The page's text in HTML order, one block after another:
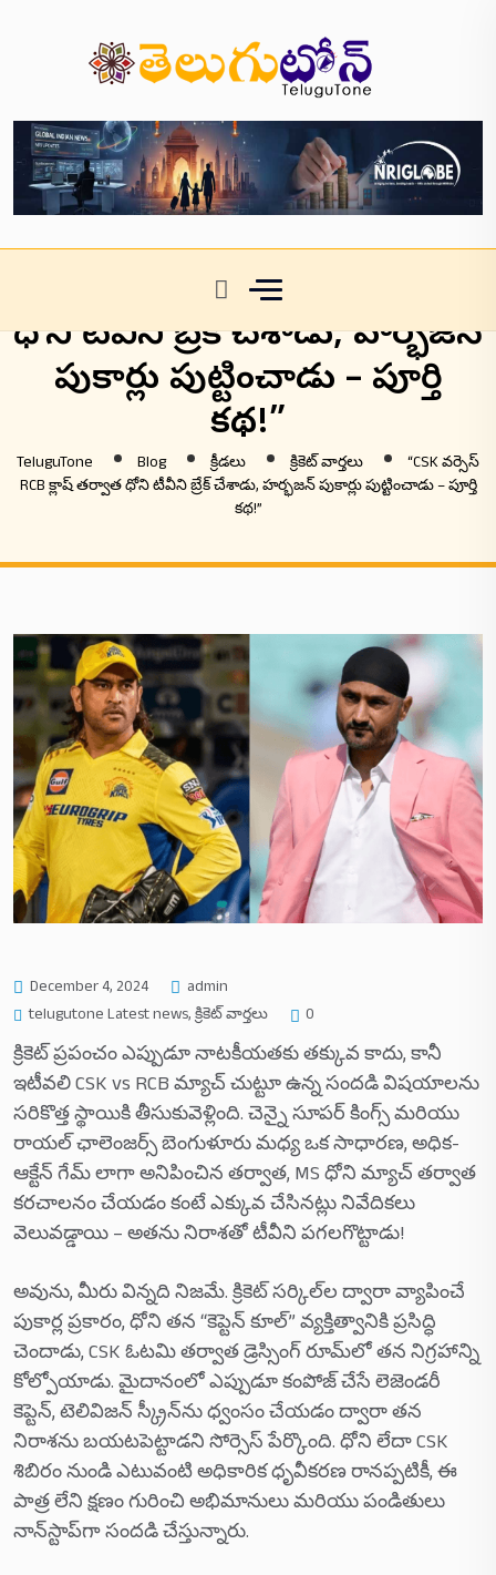
“CSK వర్సెస్ RCB క్లాష్ తర్వాత
ధోని టీవీని బ్రేక్ చేశాడు, హర్భజన్
పుకార్లు పుట్టించాడు – పూర్తి
కథ!”
TeluguTone Blog క్రీడలు క్రికెట్ వార్తలు
“CSK వర్సెస్
RCB క్లాష్ తర్వాత ధోని టీవీని బ్రేక్ చేశాడు, హర్భజన్ పుకార్లు పుట్టించాడు – పూర్తి
కథ!”
December 4, 2024
admin
telugutone Latest news,క్రికెట్ వార్తలు 0
క్రికెట్ ప్రపంచం ఎప్పుడూ నాటకీయతకు తక్కువ కాదు, కానీ
ఇటీవలి CSK vs RCB మ్యాచ్ చుట్టూ ఉన్న సందడి విషయాలను
సరికొత్త స్థాయికి తీసుకువెళ్లింది. చెన్నై సూపర్ కింగ్స్ మరియు
రాయల్ ఛాలెంజర్స్ బెంగుళూరు మధ్య ఒక సాధారణ, అధిక-
ఆక్టేన్ గేమ్ లాగా అనిపించిన తర్వాత, MS ధోని మ్యాచ్ తర్వాత
కరచాలనం చేయడం కంటే ఎక్కువ చేసినట్లు నివేదికలు
వెలువడ్డాయి – అతను నిరాశతో టీవీని పగలగొట్టాడు!
అవును, మీరు విన్నది నిజమే. క్రికెట్ సర్కిల్‌ల ద్వారా వ్యాపించే
పుకార్ల ప్రకారం, ధోని తన “కెప్టెన్ కూల్” వ్యక్తిత్వానికి ప్రసిద్ధి
చెందాడు, CSK ఓటమి తర్వాత డ్రెస్సింగ్ రూమ్‌లో తన నిగ్రహాన్ని
కోల్పోయాడు. మైదానంలో ఎప్పుడూ కంపోజ్ చేసే లెజెండరీ
కెప్టెన్, టెలివిజన్ స్క్రీన్‌ను ధ్వంసం చేయడం ద్వారా తన
నిరాశను బయటపెట్టాడని సోర్సెస్ పేర్కొంది. ధోని లేదా CSK
శిబిరం నుండి ఎటువంటి అధికారిక ధృవీకరణ రానప్పటికీ, ఈ
పాత్ర లేని క్షణం గురించి అభిమానులు మరియు పండితులు
నాన్‌స్టాప్‌గా సందడి చేస్తున్నారు.